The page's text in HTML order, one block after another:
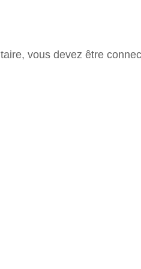
vous devez être